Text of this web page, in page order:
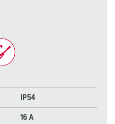
IP54
16 A